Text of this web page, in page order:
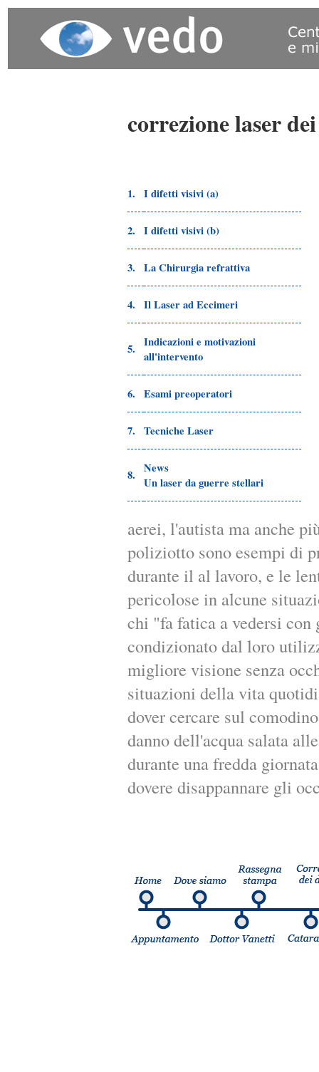
correzione laser
1. I difetti visivi (a)
2. I difetti visivi (b)
3. La Chirurgia refrattiva
4. Il Laser ad Eccimeri
5.
Indicazioni e motivazioni
all'intervento
6. Esami preoperatori
7. Tecniche Laser
8.
News
Un laser da guerre stellari
aerei, l'autista ma anche
poliziotto sono esempi di
durante il al lavoro, e le
pericolose in alcune
chi "fa fatica a vedersi
condizionato dal loro
migliore visione senza
situazioni della vita
dover cercare sul
danno dell'acqua salata
durante una fredda
dovere disappannare gli